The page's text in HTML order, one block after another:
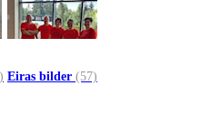
Eiras bilder (57)